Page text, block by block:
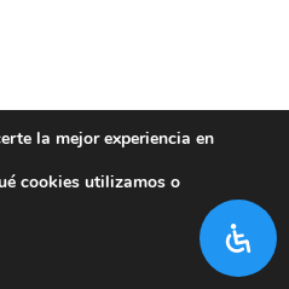
la mejor experiencia en
cookies utilizamos o